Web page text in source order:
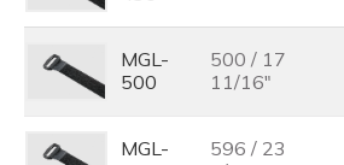
基板厚度 (mm)
全选
MGL-
500
500 / 17
11/16"
MGL-
596 / 23